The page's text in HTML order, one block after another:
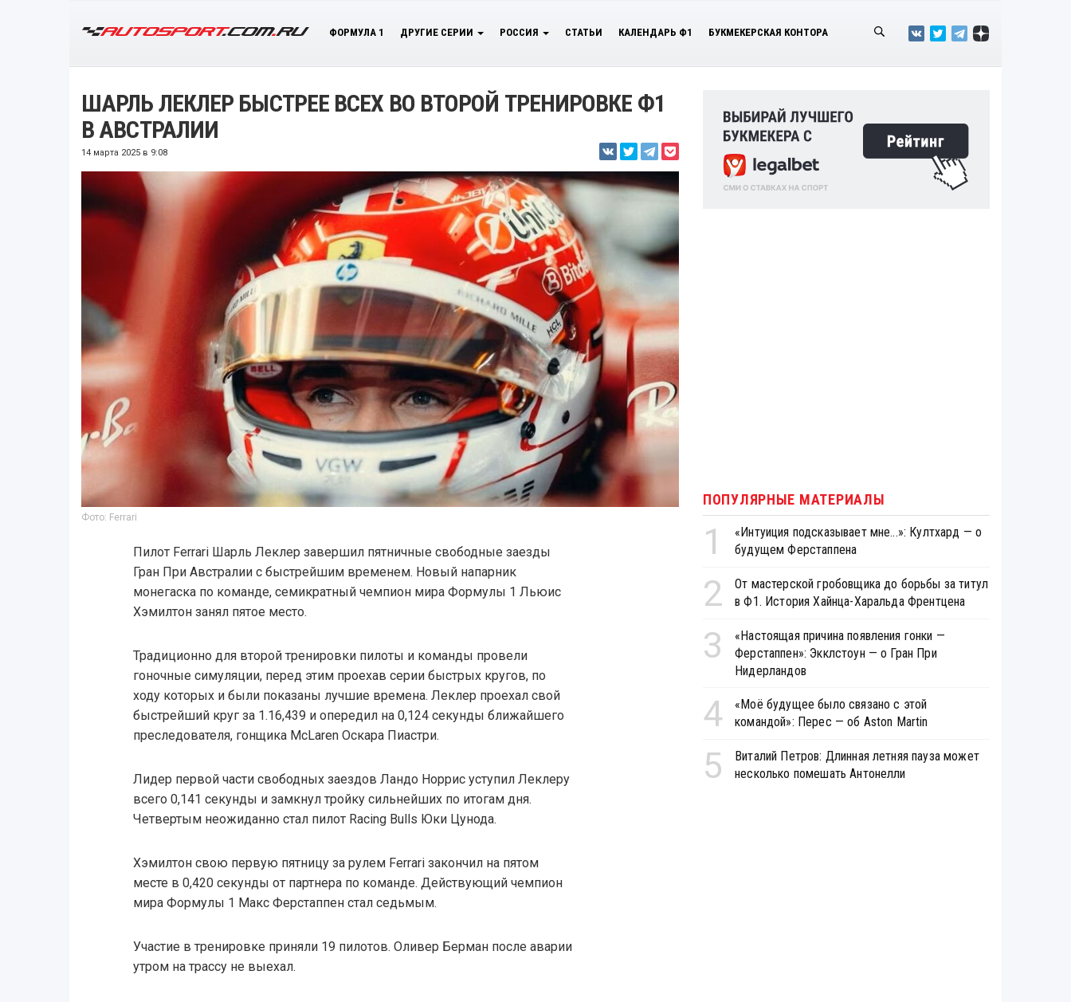
ФОРМУЛА 1 ДРУГИЕ СЕРИИ РОССИЯ СТАТЬИ КАЛЕНДАРЬ Ф1 БУКМЕКЕРСКАЯ КОНТОРА
ШАРЛЬ ЛЕКЛЕР БЫСТРЕЕ ВСЕХ ВО ВТОРОЙ ТРЕНИРОВКЕ Ф1
В АВСТРАЛИИ
14 марта 2025 в 9:08
Фото: Ferrari
Пилот Ferrari Шарль Леклер завершил пятничные свободные заезды
Гран При Австралии с быстрейшим временем. Новый напарник
монегаска по команде, семикратный чемпион мира Формулы 1 Льюис
Хэмилтон занял пятое место.
Традиционно для второй тренировки пилоты и команды провели
гоночные симуляции, перед этим проехав серии быстрых кругов, по
ходу которых и были показаны лучшие времена. Леклер проехал свой
быстрейший круг за 1.16,439 и опередил на 0,124 секунды ближайшего
преследователя, гонщика McLaren Оскара Пиастри.
Лидер первой части свободных заездов Ландо Норрис уступил Леклеру
всего 0,141 секунды и замкнул тройку сильнейших по итогам дня.
Четвертым неожиданно стал пилот Racing Bulls Юки Цунода.
Хэмилтон свою первую пятницу за рулем Ferrari закончил на пятом
месте в 0,420 секунды от партнера по команде. Действующий чемпион
мира Формулы 1 Макс Ферстаппен стал седьмым.
Участие в тренировке приняли 19 пилотов. Оливер Берман после аварии
утром на трассу не выехал.
ПОПУЛЯРНЫЕ МАТЕРИАЛЫ
1
«Интуиция подсказывает мне...»: Култхард — о
будущем Ферстаппена
2
От мастерской гробовщика до борьбы за титул
в Ф1. История Хайнца-Харальда Френтцена
3
«Настоящая причина появления гонки —
Ферстаппен»: Экклстоун — о Гран При
Нидерландов
4
«Моё будущее было связано с этой
командой»: Перес — об Aston Martin
5
Виталий Петров: Длинная летняя пауза может
несколько помешать Антонелли